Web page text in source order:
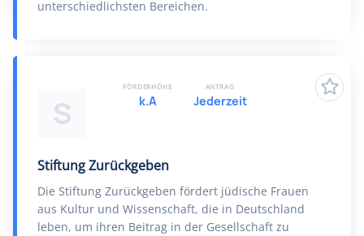
unterschiedlichsten Bereichen.
S
Stiftung Zurückgeben
Die Stiftung Zurückgeben fördert jüdische Frauen
aus Kultur und Wissenschaft, die in Deutschland
leben, um ihren Beitrag in der Gesellschaft zu
FÖRDERHÖHE
k.A
ANTRAG
Jederzeit